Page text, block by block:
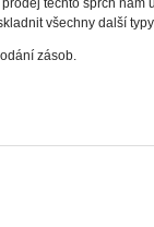
těchto sprch nám
všechny další
zásob.